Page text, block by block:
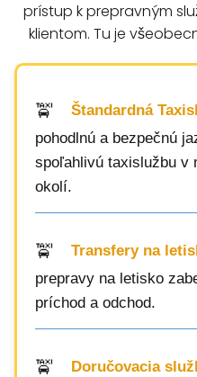
prístup k prepravným
klientom. Tu je
Štandardná
pohodlnú a bezpečnú
spoľahlivú taxislužbu v
okolí.
Transfery na
prepravy na letisko
príchod a odchod.
Doručovacia